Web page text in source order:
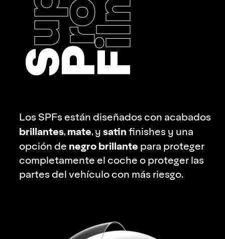
S
P
F
Los SPFs están diseñados con acabados
brillantes,mate, ysatin finishes y una
opción de negro brillante para proteger
completamente el coche o proteger las
partes del vehículo con más riesgo.